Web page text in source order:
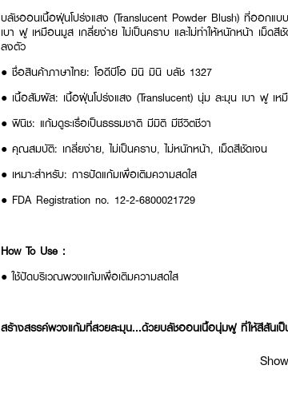
บลัชออนเนื้อฝุ่นโปร่งแสง (Translucent Powder Blush) ที่ออกแบ
เบา ฟู เหมือนมูส เกลี่ยง่าย ไม่เป็นคราบ และไม่ทำให้หนักหน้า เม็ด
ลงตัว
● ชื่อสินค้าภาษาไทย: โอดีบีโอ มินิ มินิ บลัช 1327
● เนื้อสัมผัส: เนื้อฝุ่นโปร่งแสง (Translucent) นุ่ม ละมุน เบา ฟู เห
● ฟินิช: แก้มดูระเรื่อเป็นธรรมชาติ มีมิติ มีชีวิตชีวา
● คุณสมบัติ: เกลี่ยง่าย, ไม่เป็นคราบ, ไม่หนักหน้า, เม็ดสีชัดเจน
● เหมาะสำหรับ: การปัดแก้มเพื่อเติมความสดใส
● FDA Registration no. 12-2-6800021729
How To Use :
● ใช้ปัดบริเวณพวงแก้มเพื่อเติมความสดใส
สร้างสรรค์พวงแก้มที่สวยละมุน...ด้วยบลัชออนเนื้อนุ่มฟู ที่ให้สีสันเป็